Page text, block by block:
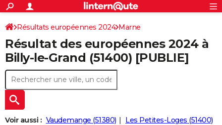
ACTUALITÉS
Politique
Société
Faits Divers
Education
Monde
Villes
+
SPORT
Coupe du monde 2026
Football
Tennis
Cyclisme
Rugby
Forum
CULTURE
Programme TV
TNT
Streaming
Cinéma
Sorties cinéma
Musique
+
FINANCE
Retraite
Impôts
Epargne
Immobilier
Risques naturels par ville
Banque
Assurance
Crédit
AUTO
Essais
Réserver un essai
Citadines
Berlines
SUV
Forum auto
+
HIGH-TECH
S'inscrire
Connexion
Résultats européennes 2024 Marne
Résultat des européennes 2024 à
Billy-le-Grand (51400) [PUBLIE]
Voir aussi : Vaudemange (51380)
Les Petites-Loges (51400)